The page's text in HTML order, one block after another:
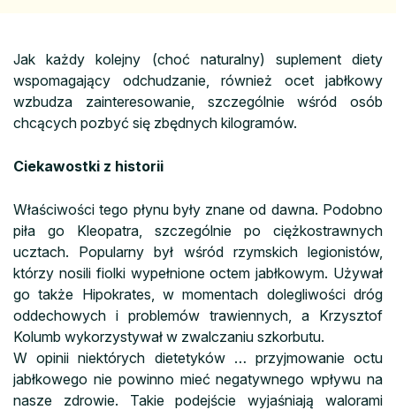
Jak każdy kolejny (choć naturalny) suplement diety
wspomagający odchudzanie, również ocet jabłkowy
wzbudza zainteresowanie, szczególnie wśród osób
chcących pozbyć się zbędnych kilogramów.
Ciekawostki z historii
Właściwości tego płynu były znane od dawna. Podobno
piła go Kleopatra, szczególnie po ciężkostrawnych
ucztach. Popularny był wśród rzymskich legionistów,
którzy nosili fiolki wypełnione octem jabłkowym. Używał
go także Hipokrates, w momentach dolegliwości dróg
oddechowych i problemów trawiennych, a Krzysztof
Kolumb wykorzystywał w zwalczaniu szkorbutu.
W opinii niektórych dietetyków … przyjmowanie octu
jabłkowego nie powinno mieć negatywnego wpływu na
nasze zdrowie. Takie podejście wyjaśniają walorami